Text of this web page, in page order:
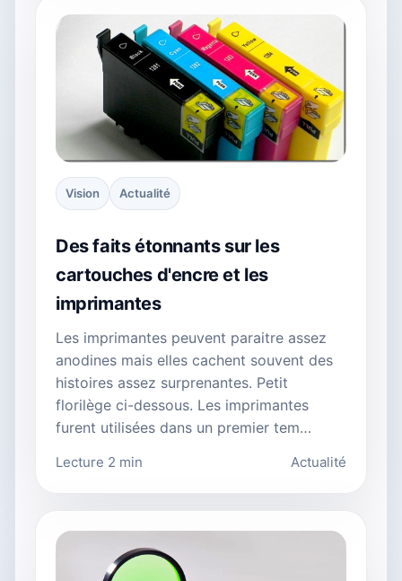
Vision Actualité
Des faits étonnants sur les
cartouches d'encre et les
imprimantes
Les imprimantes peuvent paraitre assez
anodines mais elles cachent souvent des
histoires assez surprenantes. Petit
florilège ci-dessous. Les imprimantes
furent utilisées dans un premier tem…
Lecture 2 min Actualité